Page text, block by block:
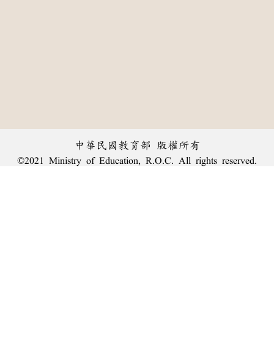
中華民國教育部 版權所有
©2021 Ministry of Education, R.O.C. All rights reserved.